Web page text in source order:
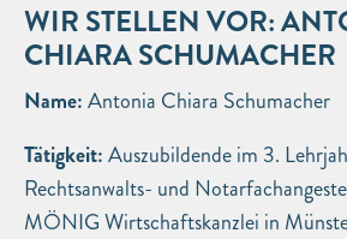
WIR STELLEN VOR:
CHIARA SCHUMACHER
Name:Antonia Chiara Schumacher
Tätigkeit:Auszubildende im 3.
Rechtsanwalts- und
MÖNIG Wirtschaftskanzlei in